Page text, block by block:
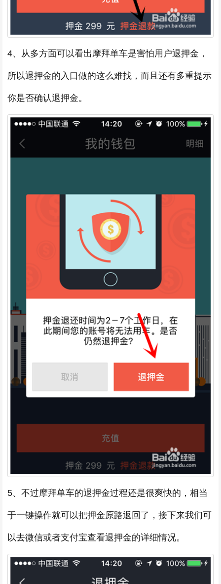
4、从多方面可以看出摩拜单车是害怕用户退押金，
所以退押金的入口做的这么难找，而且还有多重提示
你是否确认退押金。
5、不过摩拜单车的退押金过程还是很爽快的，相当
于一键操作就可以把押金原路返回了，接下来我们可
以去微信或者支付宝查看退押金的详细情况。